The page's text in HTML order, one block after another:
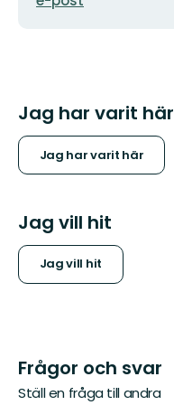
Jag har varit här
Jag har varit här
Jag vill hit
Jag vill hit
Frågor och svar
Ställ en fråga till andra